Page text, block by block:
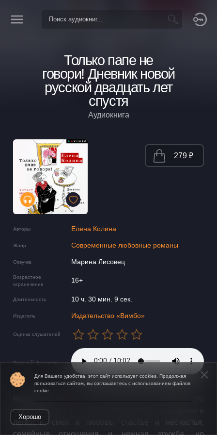
Только папе не
говори! Дневник новой
русской двадцать лет
спустя
Аудиокнига
Авторы Елена Колина
Жанр Современные любовные романы
Озвучка Марина Лисовец
Возрастное
ограничение
16+
Длительность 10 ч. 30 мин. 9 сек.
Издатель Издательство «Вимбо»
Оценка слушателей
Звуковой фрагмент
279 ₽
сюрприз в блестящей обертке: снаружи остроумие и
легкость, смех и любовь, счастье и несчастья,
Для Вашего удобства, этот сайт использует cookies. Продолжая
пользоваться сайтом, вы соглашаетесь с использованием файлов
cookie.
Хорошо